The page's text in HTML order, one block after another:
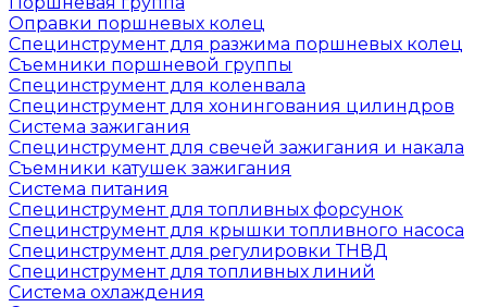
Оправки поршневых колец
Специнструмент для разжима поршневых колец
Съемники поршневой группы
Специнструмент для коленвала
Специнструмент для хонингования цилиндров
Система зажигания
Специнструмент для свечей зажигания и накала
Съемники катушек зажигания
Система питания
Специнструмент для топливных форсунок
Специнструмент для крышки топливного насоса
Специнструмент для регулировки ТНВД
Специнструмент для топливных линий
Система охлаждения